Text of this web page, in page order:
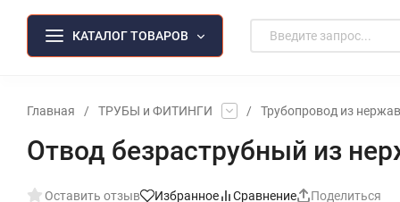
КАТАЛОГ ТОВАРОВ
Главная / ТРУБЫ и ФИТИНГИ / Трубопровод из
Отвод безраструбный из
Оставить отзыв Избранное Сравнение Поделиться